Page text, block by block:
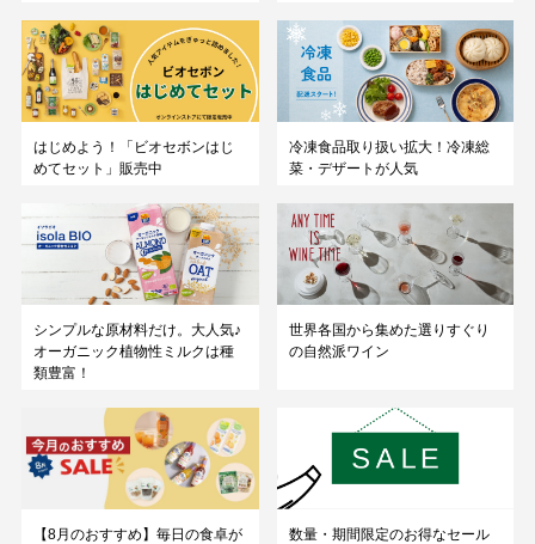
はじめよう！「ビオセボンはじ
めてセット」販売中
冷凍食品取り扱い拡大！冷凍総
菜・デザートが人気
シンプルな原材料だけ。大人気♪
オーガニック植物性ミルクは種
類豊富！
世界各国から集めた選りすぐり
の自然派ワイン
【8月のおすすめ】毎日の食卓が 数量・期間限定のお得なセール